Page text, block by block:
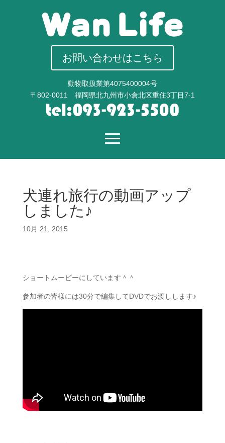
お問い合わせはこちら
動物取扱業第4075400004号
〒802-0011 福岡県北九州市小倉北区重住3丁目7-1
犬連れ旅行の動画アップ
しました♪
10月 21, 2015
ショートムービーにしています＾＾
参加者の皆様には30分で編集してDVDでお渡しします♪